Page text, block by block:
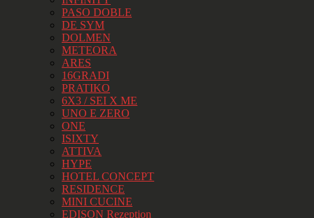
PASO DOBLE
DE SYM
DOLMEN
METEORA
ARES
16GRADI
PRATIKO
6X3 / SEI X ME
UNO E ZERO
ONE
ISIXTY
ATTIVA
HYPE
HOTEL CONCEPT
RESIDENCE
MINI CUCINE
EDISON Rezeption